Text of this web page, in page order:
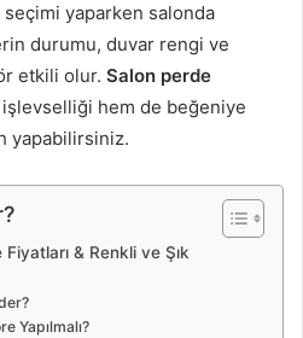
yaparken salonda
durumu, duvar rengi ve
etkili olur. Salon perde
hem de beğeniye
yapabilirsiniz.
& Renkli ve Şık
Yapılmalı?